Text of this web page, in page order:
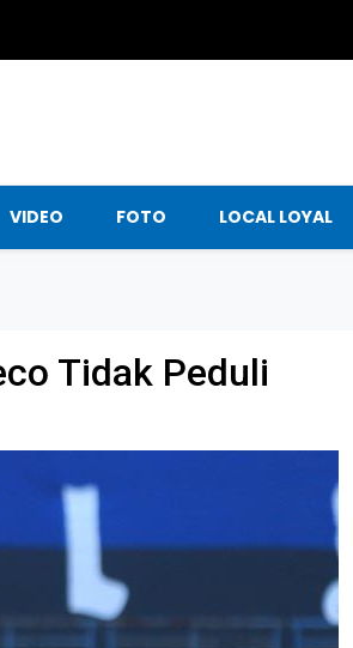
VIDEO FOTO LOCAL LOYAL
Tidak Peduli